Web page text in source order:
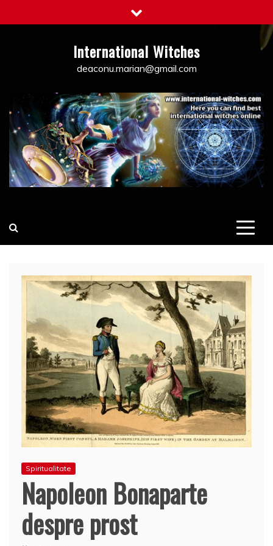
to
International Witches
deaconu.marian@gmail.com
Spiritualitate
Napoleon Bonaparte
despre prost